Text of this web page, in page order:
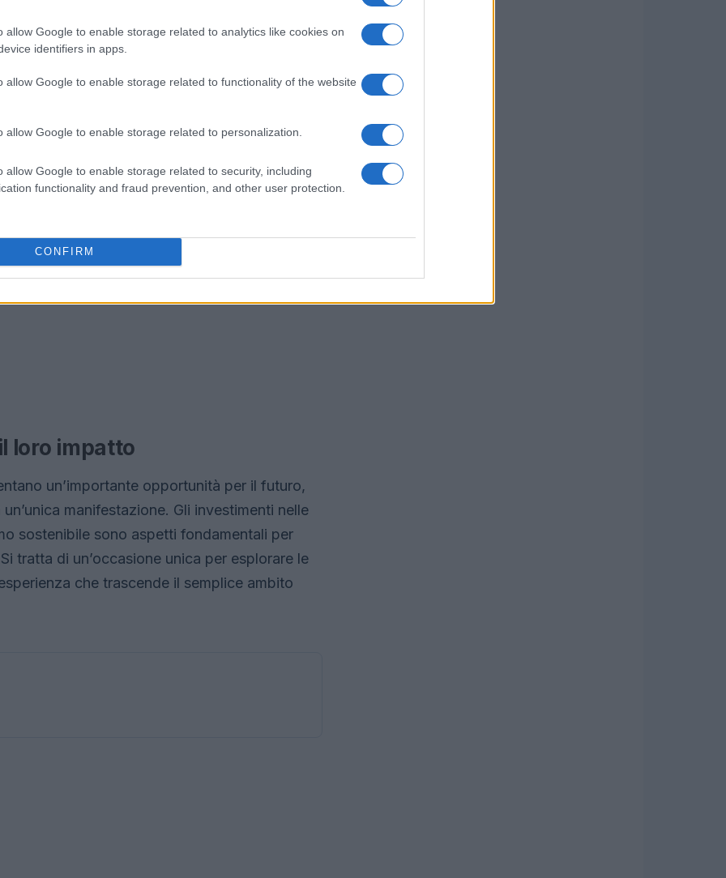
allow Google to enable storage related to analytics like cookies on
identifiers in apps.
allow Google to enable storage related to functionality of the website
allow Google to enable storage related to personalization.
allow Google to enable storage related to security, including
functionality and fraud prevention, and other user protection.
CONFIRM
ideale per gli sport invernali, ospitando
natura regna sovrana, permettendo agli
È consigliabile visitare il
loro impatto
un’importante opportunità per il futuro,
un’unica manifestazione. Gli investimenti nelle
sostenibile sono aspetti fondamentali per
tratta di un’occasione unica per esplorare le
che trascende il semplice ambito